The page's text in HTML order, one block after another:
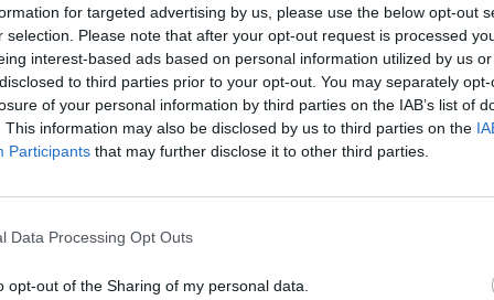
for targeted advertising by us, please use the below opt-out
selection. Please note that after your opt-out request is processed
interest-based ads based on personal information utilized by us
to third parties prior to your opt-out. You may separately
of your personal information by third parties on the IAB’s list of
This information may also be disclosed by us to third parties on the
Participants that may further disclose it to other third parties.
Data Processing Opt Outs
opt-out of the Sharing of my personal data.
Opel
Az Opel lefújta a nagy